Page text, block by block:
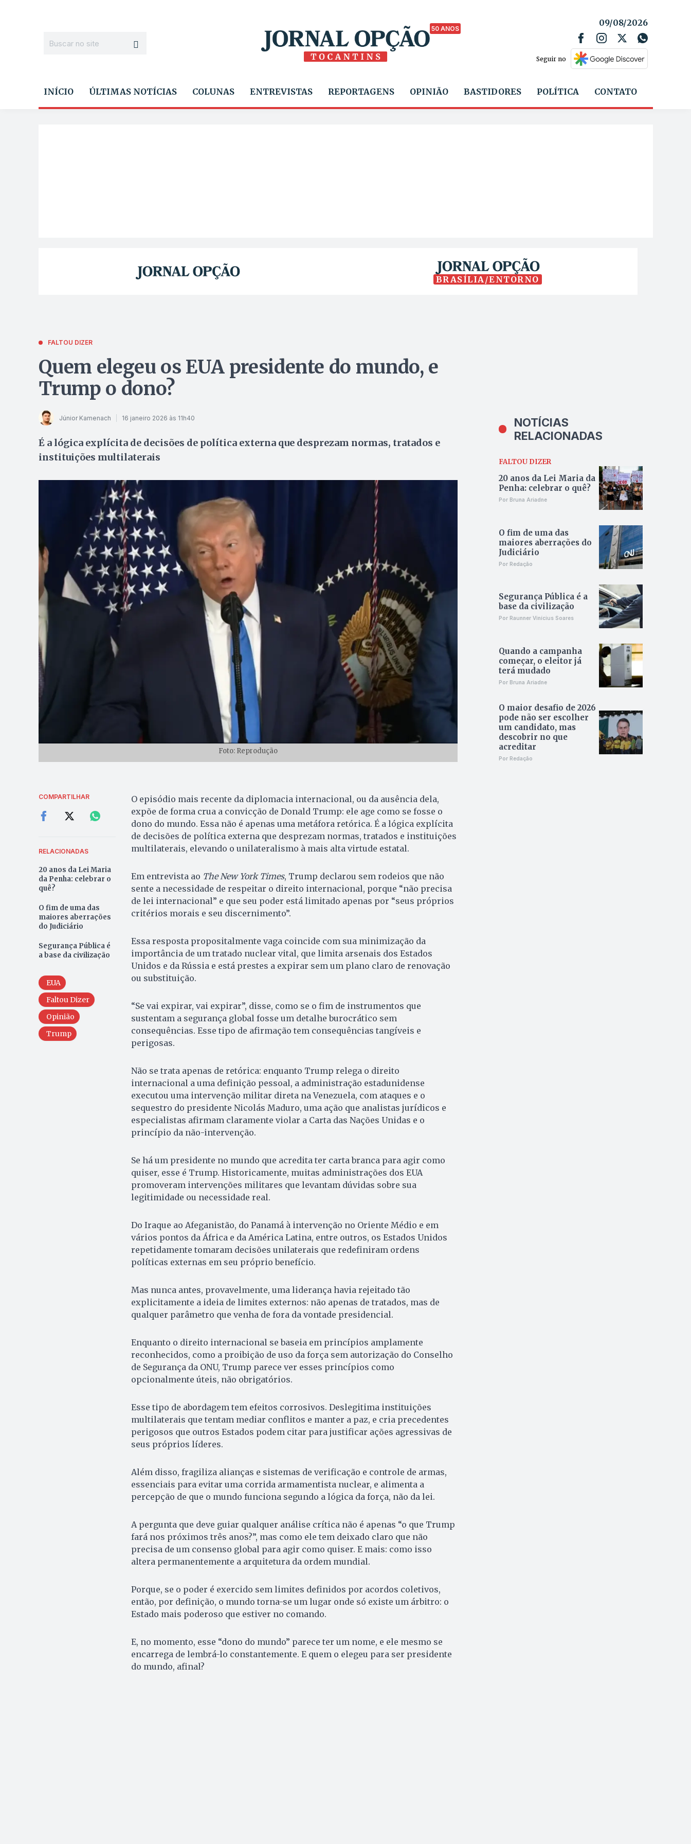
50 ANOS
09/08/2026
Seguir no
INÍCIO ÚLTIMAS NOTÍCIAS COLUNAS ENTREVISTAS REPORTAGENS OPINIÃO BASTIDORES POLÍTICA CONTATO
BRASÍLIA/ENTORNO
FALTOU DIZER
Quem elegeu os EUA presidente do mundo, e
Trump o dono?
Júnior Kamenach 16 janeiro 2026 às 11h40
É a lógica explícita de decisões de política externa que desprezam normas, tratados e
instituições multilaterais
Foto: Reprodução
COMPARTILHAR
RELACIONADAS
20 anos da Lei Maria
da Penha: celebrar o
quê?
O fim de uma das
maiores aberrações
do Judiciário
Segurança Pública é
a base da civilização
EUA
Faltou Dizer
Opinião
Trump
O episódio mais recente da diplomacia internacional, ou da ausência dela,
expõe de forma crua a convicção de Donald Trump: ele age como se fosse o
dono do mundo. Essa não é apenas uma metáfora retórica. É a lógica explícita
de decisões de política externa que desprezam normas, tratados e instituições
multilaterais, elevando o unilateralismo à mais alta virtude estatal.
Em entrevista ao The New York Times, Trump declarou sem rodeios que não
sente a necessidade de respeitar o direito internacional, porque “não precisa
de lei internacional” e que seu poder está limitado apenas por “seus próprios
critérios morais e seu discernimento”.
Essa resposta propositalmente vaga coincide com sua minimização da
importância de um tratado nuclear vital, que limita arsenais dos Estados
Unidos e da Rússia e está prestes a expirar sem um plano claro de renovação
ou substituição.
“Se vai expirar, vai expirar”, disse, como se o fim de instrumentos que
sustentam a segurança global fosse um detalhe burocrático sem
consequências. Esse tipo de afirmação tem consequências tangíveis e
perigosas.
Não se trata apenas de retórica: enquanto Trump relega o direito
internacional a uma definição pessoal, a administração estadunidense
executou uma intervenção militar direta na Venezuela, com ataques e o
sequestro do presidente Nicolás Maduro, uma ação que analistas jurídicos e
especialistas afirmam claramente violar a Carta das Nações Unidas e o
princípio da não-intervenção.
Se há um presidente no mundo que acredita ter carta branca para agir como
quiser, esse é Trump. Historicamente, muitas administrações dos EUA
promoveram intervenções militares que levantam dúvidas sobre sua
legitimidade ou necessidade real.
Do Iraque ao Afeganistão, do Panamá à intervenção no Oriente Médio e em
vários pontos da África e da América Latina, entre outros, os Estados Unidos
repetidamente tomaram decisões unilaterais que redefiniram ordens
políticas externas em seu próprio benefício.
Mas nunca antes, provavelmente, uma liderança havia rejeitado tão
explicitamente a ideia de limites externos: não apenas de tratados, mas de
qualquer parâmetro que venha de fora da vontade presidencial.
Enquanto o direito internacional se baseia em princípios amplamente
reconhecidos, como a proibição de uso da força sem autorização do Conselho
de Segurança da ONU, Trump parece ver esses princípios como
opcionalmente úteis, não obrigatórios.
Esse tipo de abordagem tem efeitos corrosivos. Deslegitima instituições
multilaterais que tentam mediar conflitos e manter a paz, e cria precedentes
perigosos que outros Estados podem citar para justificar ações agressivas de
seus próprios líderes.
Além disso, fragiliza alianças e sistemas de verificação e controle de armas,
essenciais para evitar uma corrida armamentista nuclear, e alimenta a
percepção de que o mundo funciona segundo a lógica da força, não da lei.
A pergunta que deve guiar qualquer análise crítica não é apenas “o que Trump
fará nos próximos três anos?”, mas como ele tem deixado claro que não
precisa de um consenso global para agir como quiser. E mais: como isso
altera permanentemente a arquitetura da ordem mundial.
Porque, se o poder é exercido sem limites definidos por acordos coletivos,
então, por definição, o mundo torna-se um lugar onde só existe um árbitro: o
Estado mais poderoso que estiver no comando.
E, no momento, esse “dono do mundo” parece ter um nome, e ele mesmo se
encarrega de lembrá-lo constantemente. E quem o elegeu para ser presidente
do mundo, afinal?
NOTÍCIAS
RELACIONADAS
FALTOU DIZER
20 anos da Lei Maria da
Penha: celebrar o quê?
Por Bruna Ariadne
O fim de uma das
maiores aberrações do
Judiciário
Por Redação
Segurança Pública é a
base da civilização
Por Raunner Vinícius Soares
Quando a campanha
começar, o eleitor já
terá mudado
Por Bruna Ariadne
O maior desafio de 2026
pode não ser escolher
um candidato, mas
descobrir no que
acreditar
Por Redação